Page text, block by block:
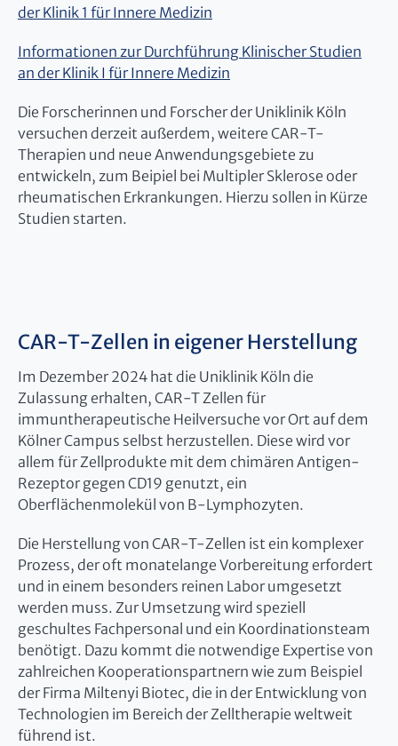
der Klinik 1 für Innere Medizin
Informationen zur Durchführung Klinischer Studien
an der Klinik I für Innere Medizin
Die Forscherinnen und Forscher der Uniklinik Köln
versuchen derzeit außerdem, weitere CAR-T-
Therapien und neue Anwendungsgebiete zu
entwickeln, zum Beipiel bei Multipler Sklerose oder
rheumatischen Erkrankungen. Hierzu sollen in Kürze
Studien starten.
CAR-T-Zellen in eigener Herstellung
Im Dezember 2024 hat die Uniklinik Köln die
Zulassung erhalten, CAR-T Zellen für
immuntherapeutische Heilversuche vor Ort auf dem
Kölner Campus selbst herzustellen. Diese wird vor
allem für Zellprodukte mit dem chimären Antigen-
Rezeptor gegen CD19 genutzt, ein
Oberflächenmolekül von B-Lymphozyten.
Die Herstellung von CAR-T-Zellen ist ein komplexer
Prozess, der oft monatelange Vorbereitung erfordert
und in einem besonders reinen Labor umgesetzt
werden muss. Zur Umsetzung wird speziell
geschultes Fachpersonal und ein Koordinationsteam
benötigt. Dazu kommt die notwendige Expertise von
zahlreichen Kooperationspartnern wie zum Beispiel
der Firma Miltenyi Biotec, die in der Entwicklung von
Technologien im Bereich der Zelltherapie weltweit
führend ist.